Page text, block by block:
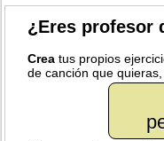
¿Eres profesor
Crea tus propios
de canción que